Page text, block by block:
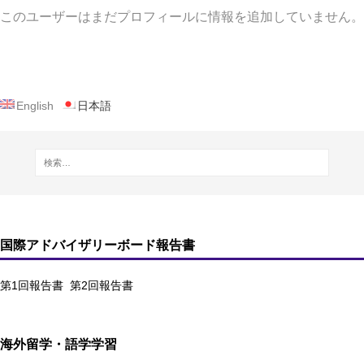
このユーザーはまだプロフィールに情報を追加していません。
English 日本語
国際アドバイザリーボード報告書
第1回報告書 第2回報告書
海外留学・語学学習